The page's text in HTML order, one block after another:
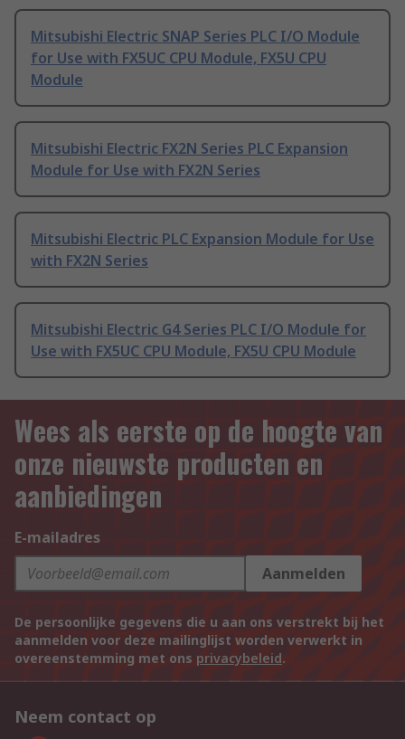
Mitsubishi Electric SNAP Series PLC I/O Module
for Use with FX5UC CPU Module, FX5U CPU
Module
Mitsubishi Electric FX2N Series PLC Expansion
Module for Use with FX2N Series
Mitsubishi Electric PLC Expansion Module for Use
with FX2N Series
Mitsubishi Electric G4 Series PLC I/O Module for
Use with FX5UC CPU Module, FX5U CPU Module
Wees als eerste op de hoogte van
onze nieuwste producten en
aanbiedingen
E-mailadres
Aanmelden
De persoonlijke gegevens die u aan ons verstrekt bij het
aanmelden voor deze mailinglijst worden verwerkt in
overeenstemming met ons privacybeleid.
Neem contact op